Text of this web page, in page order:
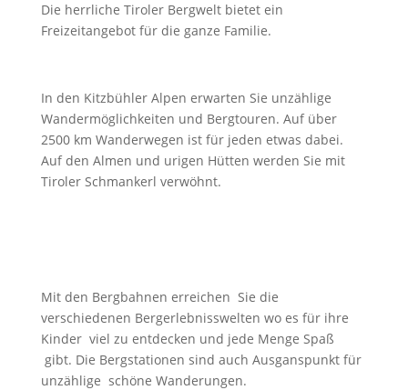
Die herrliche Tiroler Bergwelt bietet ein
Freizeitangebot für die ganze Familie.
In den Kitzbühler Alpen erwarten Sie unzählige
Wandermöglichkeiten und Bergtouren. Auf über
2500 km Wanderwegen ist für jeden etwas dabei.
Auf den Almen und urigen Hütten werden Sie mit
Tiroler Schmankerl verwöhnt.
Mit den Bergbahnen erreichen Sie die
verschiedenen Bergerlebnisswelten wo es für ihre
Kinder viel zu entdecken und jede Menge Spaß
gibt. Die Bergstationen sind auch Ausganspunkt für
unzählige schöne Wanderungen.